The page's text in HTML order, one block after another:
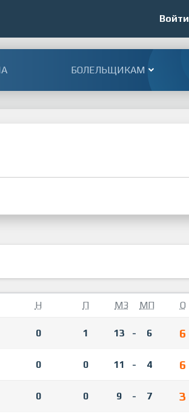
Войти
БОЛЕЛЬЩИКАМ
Н П МЗ МП О
0 1 13 - 6 6
0 0 11 - 4 6
0 0 9 - 7 3